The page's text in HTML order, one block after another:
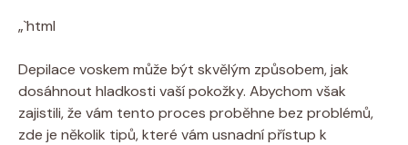
„`html
Depilace voskem může být skvělým způsobem, jak
dosáhnout hladkosti vaší pokožky. Abychom však
zajistili, že vám tento proces proběhne bez problémů,
zde je několik tipů, které vám usnadní přístup k